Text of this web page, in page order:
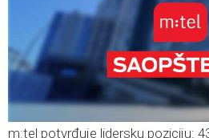
m:tel potvrđuje lidersku poziciju: